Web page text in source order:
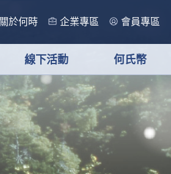
關於何時 企業專區 會員專區
線下活動 何氏幣